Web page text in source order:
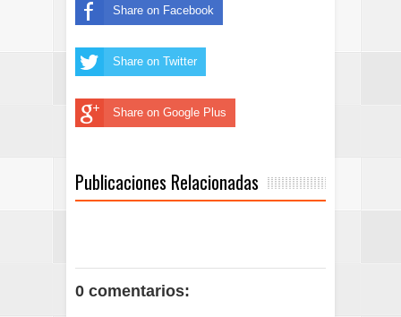
Share on Facebook
Share on Twitter
Share on Google Plus
Publicaciones Relacionadas
0 comentarios: